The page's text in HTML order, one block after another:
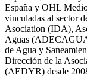
España y OHL
vinculadas al sector
Asociation (IDA),
Aguas
de Agua y
Dirección de la
(AEDYR) desde